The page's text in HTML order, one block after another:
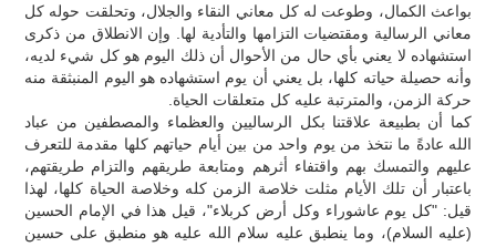
بواعث الكمال، وطوعت له كل معاني النقاء والجلال، وتحلقت حوله كل
معاني الرسالية ومقتضيات التزامها والتأدية لها. وإن الانطلاق من ذكرى
استشهاده لا يعني بأي حال من الأحوال أن ذلك اليوم هو كل شيء لديه،
وأنه حصيلة حياته كلها، بل يعني أن يوم استشهاده هو اليوم المنبثقة منه
حركة الزمن، والمترتبة عليه كل متعلقات الحياة.
كما أن بطبيعة علاقتنا بكل الرساليين والعظماء والمصطفين من عباد
الله عادةً ما نتخذ من يوم واحد من بين أيام حياتهم كلها مقدمة للتعرف
عليهم والتمسك بهم واقتفاء أثرهم ومتابعة طريقهم والتزام طريقتهم،
باعتبار أن تلك الأيام مثلت خلاصة الزمن كله وخلاصة الحياة كلها، لهذا
قيل: "كل يوم عاشوراء وكل أرض كربلاء"، قيل هذا في الإمام الحسين
(عليه السلام)، وما ينطبق عليه سلام الله عليه هو منطبق على حسين